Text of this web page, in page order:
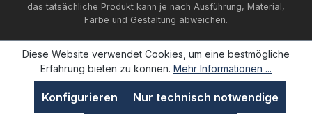
das tatsächliche Produkt kann je nach Ausführung, Material,
Farbe und Gestaltung abweichen.
Diese Website verwendet Cookies, um eine bestmögliche
Erfahrung bieten zu können. Mehr Informationen ...
Nur technisch notwendige
Konfigurieren